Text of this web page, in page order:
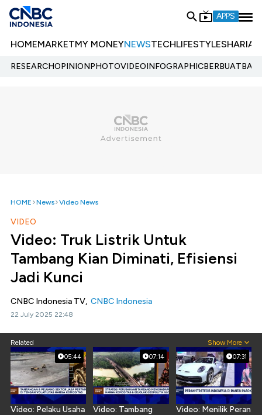
APPS
HOMEMARKETMY MONEYNEWSTECHLIFESTYLESHARIA
RESEARCHOPINIONPHOTOVIDEOINFOGRAPHIC
HOME News Video News
VIDEO
Video: Truk Listrik Untuk
Tambang Kian Diminati, Efisiensi
Jadi Kunci
CNBC Indonesia TV, CNBC Indonesia
22 July 2025 22:48
Related Show More
05:44
Video: Pelaku Usaha
07:14
Video: Tambang
07:31
Video: Menilik Peran